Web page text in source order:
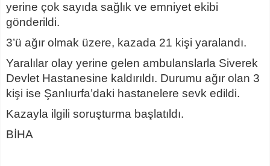
yerine çok sayıda sağlık ve emniyet ekibi
gönderildi.
3’ü ağır olmak üzere, kazada 21 kişi yaralandı.
Yaralılar olay yerine gelen ambulanslarla Siverek
Devlet Hastanesine kaldırıldı. Durumu ağır olan 3
kişi ise Şanlıurfa’daki hastanelere sevk edildi.
Kazayla ilgili soruşturma başlatıldı.
BİHA